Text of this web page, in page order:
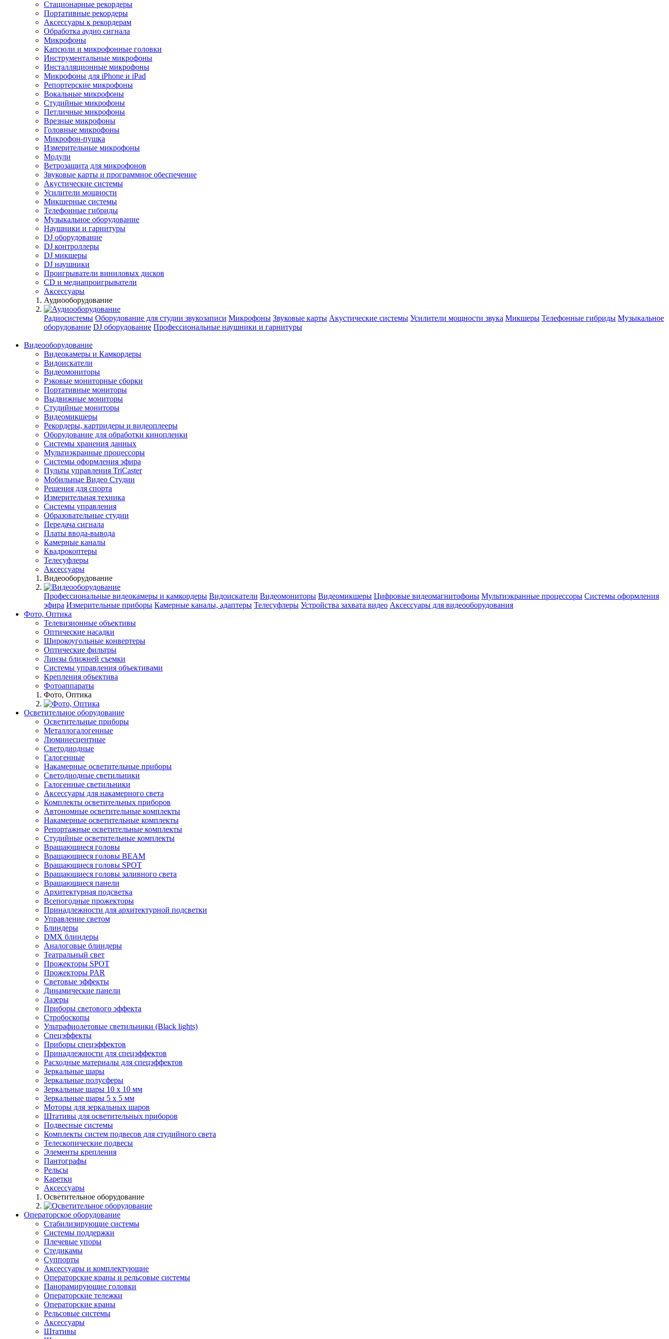
Стационарные рекордеры
Портативные рекордеры
Аксессуары к рекордерам
Обработка аудио сигнала
Микрофоны
Капсюли и микрофонные головки
Инструментальные микрофоны
Инсталляционные микрофоны
Микрофоны для iPhone и iPad
Репортерские микрофоны
Вокальные микрофоны
Студийные микрофоны
Петличные микрофоны
Врезные микрофоны
Головные микрофоны
Микрофон-пушка
Измерительные микрофоны
Модули
Ветрозащита для микрофонов
Звуковые карты и программное обеспечение
Акустические системы
Усилители мощности
Микшерные системы
Телефонные гибриды
Музыкальное оборудование
Наушники и гарнитуры
DJ оборудование
DJ контроллеры
DJ микшеры
DJ наушники
Проигрыватели виниловых дисков
СD и медиапроигрыватели
Аксессуары
Аудиооборудование
Радиосистемы Оборудование для студии звукозаписи Микрофоны Звуковые карты Акустические системы Усилители мощности звука Микшеры Телефонные гибриды Музыкальное
оборудование DJ оборудование Профессиональные наушники и гарнитуры
Видеооборудование
Видеокамеры и Камкордеры
Видоискатели
Видеомониторы
Рэковые мониторные сборки
Портативные мониторы
Выдвижные мониторы
Студийные мониторы
Видеомикшеры
Рекордеры, картридеры и видеоплееры
Оборудование для обработки кинопленки
Системы хранения данных
Мультиэкранные процессоры
Системы оформления эфира
Пульты управления TriCaster
Мобильные Видео Студии
Решения для спорта
Измерительная техника
Системы управления
Образовательные студии
Передача сигнала
Платы ввода-вывода
Камерные каналы
Квадрокоптеры
Телесуфлеры
Аксессуары
Видеооборудование
Профессиональные видеокамеры и камкордеры Видоискатели Видеомониторы Видеомикшеры Цифровые видеомагнитофоны Мультиэкранные процессоры Системы оформления
эфира Измерительные приборы Камерные каналы, адаптеры Телесуфлеры Устройства захвата видео Аксессуары для видеооборудования
Фото, Оптика
Телевизионные объективы
Оптические насадки
Широкоугольные конвертеры
Оптические фильтры
Линзы ближней съемки
Системы управления объективами
Крепления объектива
Фотоаппараты
Фото, Оптика
Осветительное оборудование
Осветительные приборы
Металлогалогенные
Люминесцентные
Светодиодные
Галогенные
Накамерные осветительные приборы
Светодиодные светильники
Галогенные светильники
Аксессуары для накамерного света
Комплекты осветительных приборов
Автономные осветительные комплекты
Накамерные осветительные комплекты
Репортажные осветительные комплекты
Студийные осветительные комплекты
Вращающиеся головы
Вращающиеся головы BEAM
Вращающиеся головы SPOT
Вращающиеся головы заливного света
Вращающиеся панели
Архитектурная подсветка
Всепогодные прожекторы
Принадлежности для архитектурной подсветки
Управление светом
Блиндеры
DMX блиндеры
Аналоговые блиндеры
Театральный свет
Прожекторы SPOT
Прожекторы PAR
Световые эффекты
Динамические панели
Лазеры
Приборы светового эффекта
Стробоскопы
Ультрафиолетовые светильники (Black lights)
Спецэффекты
Приборы спецэффектов
Принадлежности для спецэффектов
Расходные материалы для спецэффектов
Зеркальные шары
Зеркальные полусферы
Зеркальные шары 10 х 10 мм
Зеркальные шары 5 х 5 мм
Моторы для зеркальных шаров
Штативы для осветительных приборов
Подвесные системы
Комплекты систем подвесов для студийного света
Телескопические подвесы
Элементы крепления
Пантографы
Рельсы
Каретки
Аксессуары
Осветительное оборудование
Операторское оборудование
Стабилизирующие системы
Системы поддержки
Плечевые упоры
Стедикамы
Суппорты
Аксессуары и комплектующие
Операторские краны и рельсовые системы
Панорамирующие головки
Операторские тележки
Операторские краны
Рельсовые системы
Аксессуары
Штативы